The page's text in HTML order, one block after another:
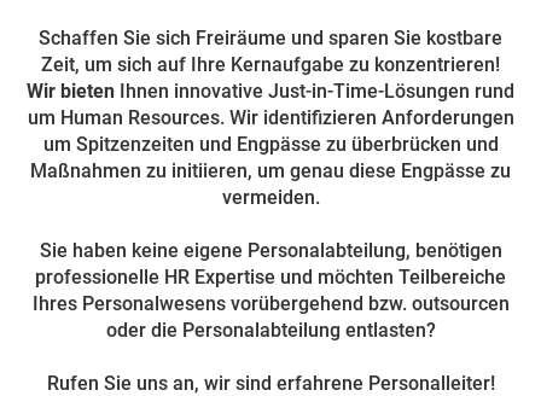
Schaffen Sie sich Freiräume und sparen Sie kostbare
Zeit, um sich auf Ihre Kernaufgabe zu konzentrieren!
Wir bieten Ihnen innovative Just-in-Time-Lösungen rund
um Human Resources. Wir identifizieren Anforderungen
um Spitzenzeiten und Engpässe zu überbrücken und
Maßnahmen zu initiieren, um genau diese Engpässe zu
vermeiden.
Sie haben keine eigene Personalabteilung, benötigen
professionelle HR Expertise und möchten Teilbereiche
Ihres Personalwesens vorübergehend bzw. outsourcen
oder die Personalabteilung entlasten?
Rufen Sie uns an, wir sind erfahrene Personalleiter!